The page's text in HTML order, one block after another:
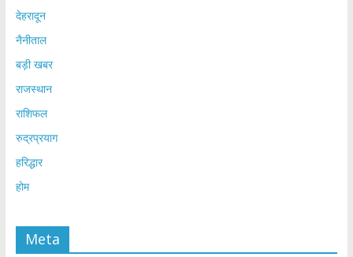
देहरादून
नैनीताल
बड़ी खबर
राजस्थान
राशिफल
रुद्रप्रयाग
हरिद्धार
होम
Meta